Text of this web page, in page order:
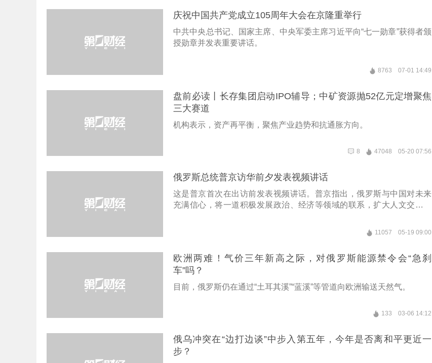
庆祝中国共产党成立105周年大会在京隆重举行
中共中央总书记、国家主席、中央军委主席习近平向“七一勋章”获得者颁
授勋章并发表重要讲话。
8763 07-01 14:49
盘前必读丨长存集团启动IPO辅导；中矿资源抛52亿元定增聚焦
三大赛道
机构表示，资产再平衡，聚焦产业趋势和抗通胀方向。
8 47048 05-20 07:56
俄罗斯总统普京访华前夕发表视频讲话
这是普京首次在出访前发表视频讲话。普京指出，俄罗斯与中国对未来
充满信心，将一道积极发展政治、经济等领域的联系，扩大人文交流，
11057 05-19 09:00
欧洲两难！气价三年新高之际，对俄罗斯能源禁令会“急刹
车”吗？
目前，俄罗斯仍在通过“土耳其溪”“蓝溪”等管道向欧洲输送天然气。
133 03-06 14:12
俄乌冲突在“边打边谈”中步入第五年，今年是否离和平更近一
步？